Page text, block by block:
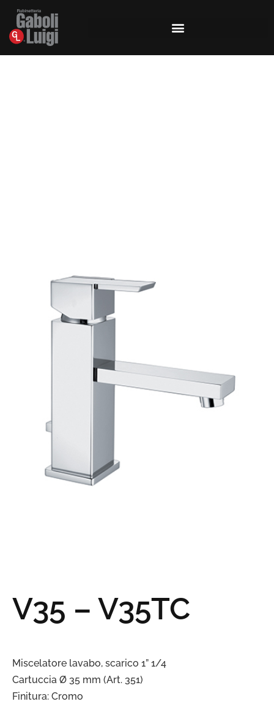
V35 – V35TC
Miscelatore lavabo, scarico 1” 1/4
Cartuccia Ø 35 mm (Art. 351)
Finitura: Cromo